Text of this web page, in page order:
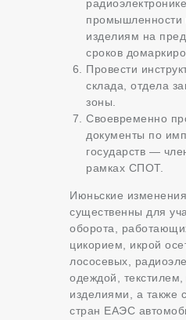
изделиям на
сроков
Провести
склада, отдела
зоны.
Своевременно
документы по
государств —
рамках СПОТ.
Июньские
существенны для
оборота,
цикорием, икрой
лососевых,
одеждой,
изделиями, а также
стран ЕАЭС